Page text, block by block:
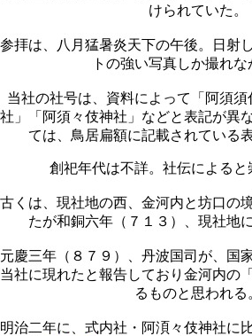
けられていた。
参拝は、八月猛暑炎天下の午後。日射
トの強い写真しか撮れな
当社の社号は、資料によって「阿須
社」「阿須々伎神社」などと表記が異
ては、鳥居扁額に記載されている
創祀年代は不詳。社伝によると
古くは、現社地の西、金河内と坊口の
たが和銅六年（７１３）、現社地
元慶三年（８７９）、丹波国司が、国
当社に現れたと報告しており金河内の
るものと思われる
明治二年に、式内社・阿湏々伎神社に